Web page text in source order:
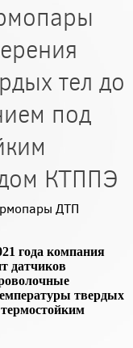
тел до
под
КТППЭ
ДТП
года компания
датчиков
твердых